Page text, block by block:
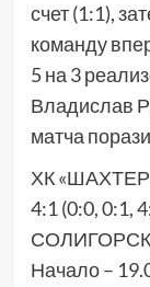
счет (1:1),
команду
5 на 3
Владислав
матча
ХК
4:1 (0:0, 0:1,
СОЛИГОРСК.
Начало –